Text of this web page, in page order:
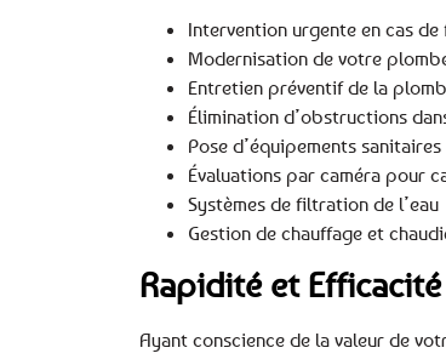
Intervention urgente en cas de
Modernisation de votre
Entretien préventif de la
Élimination d’obstructions
Pose d’équipements sanitaires
Évaluations par caméra pour
Systèmes de filtration de l’eau
Gestion de chauffage et
Rapidité et
Ayant conscience de la valeur de